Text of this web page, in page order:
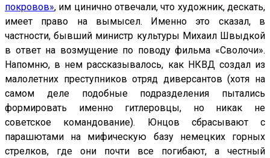
покровов», им цинично отвечали, что художник, дескать,
имеет право на вымысел. Именно это сказал, в
частности, бывший министр культуры Михаил Швыдкой
в ответ на возмущение по поводу фильма «Сволочи».
Напомню, в нем рассказывалось, как НКВД создал из
малолетних преступников отряд диверсантов (хотя на
самом деле подобные подразделения пытались
формировать именно гитлеровцы, но никак не
советское командование). Юнцов сбрасывают с
парашютами на мифическую базу немецких горных
стрелков, где они почти все погибают, а честный